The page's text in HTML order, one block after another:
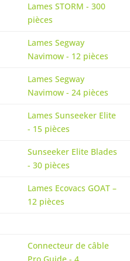
Lames STORM - 300
pièces
Lames Segway
Navimow - 12 pièces
Lames Segway
Navimow - 24 pièces
Lames Sunseeker Elite
- 15 pièces
Sunseeker Elite Blades
- 30 pièces
Lames Ecovacs GOAT –
12 pièces
Connecteur de câble